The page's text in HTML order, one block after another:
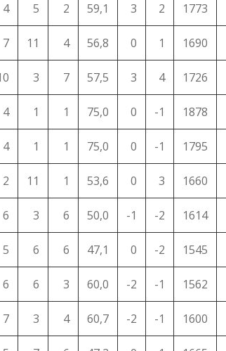
4 5 2 59,1 3 2 1773
7 11 4 56,8 0 1 1690
3 7 57,5 3 4 1726
4 1 1 75,0 0 -1 1878
4 1 1 75,0 0 -1 1795
2 11 1 53,6 0 3 1660
6 3 6 50,0 -1 -2 1614
5 6 6 47,1 0 -2 1545
6 6 3 60,0 -2 -1 1562
7 3 4 60,7 -2 -1 1600